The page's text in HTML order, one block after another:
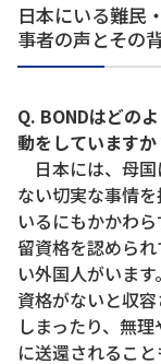
日本にいる難民
事者の声とその
Q. BONDはどの
動をしていますか
日本には、母国
ない切実な事情を
いるにもかかわ
留資格を認めら
い外国人がいます
資格がないと収
しまったり、無理
に送還されるこ